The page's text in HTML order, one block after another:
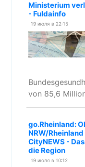
Ministerium
- Fuldainfo
19 июля в 22:15
von 85,6
go.Rheinland:
NRW/
CityNEWS -
die Region
19 июля в 10:12